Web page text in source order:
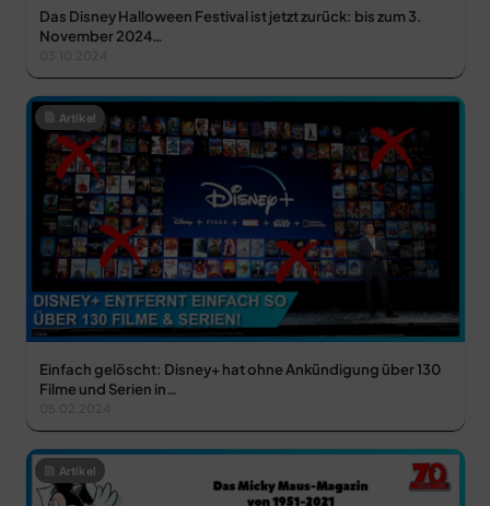
Das Disney Halloween Festival ist jetzt zurück: bis zum 3.
November 2024…
Artikel
Einfach gelöscht: Disney+ hat ohne Ankündigung über 130
Filme und Serien in…
05.02.2024
Artikel